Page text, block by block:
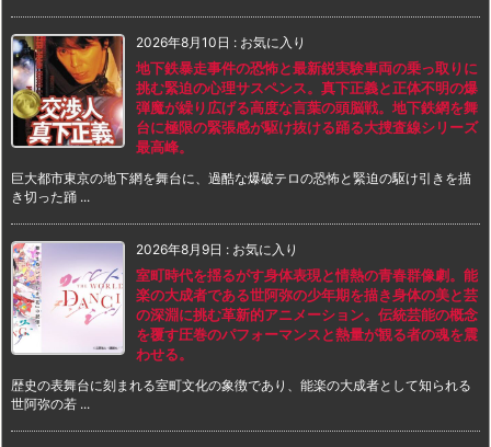
2026年8月10日 : お気に入り
地下鉄暴走事件の恐怖と最新鋭実験車両の乗っ取りに
挑む緊迫の心理サスペンス。真下正義と正体不明の爆
弾魔が繰り広げる高度な言葉の頭脳戦。地下鉄網を舞
台に極限の緊張感が駆け抜ける踊る大捜査線シリーズ
最高峰。
巨大都市東京の地下網を舞台に、過酷な爆破テロの恐怖と緊迫の駆け引きを描
き切った踊 ...
2026年8月9日 : お気に入り
室町時代を揺るがす身体表現と情熱の青春群像劇。能
楽の大成者である世阿弥の少年期を描き身体の美と芸
の深淵に挑む革新的アニメーション。伝統芸能の概念
を覆す圧巻のパフォーマンスと熱量が観る者の魂を震
わせる。
歴史の表舞台に刻まれる室町文化の象徴であり、能楽の大成者として知られる
世阿弥の若 ...